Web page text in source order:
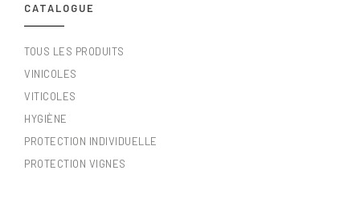
CATALOGUE
TOUS LES PRODUITS
VINICOLES
VITICOLES
HYGIÈNE
PROTECTION INDIVIDUELLE
PROTECTION VIGNES